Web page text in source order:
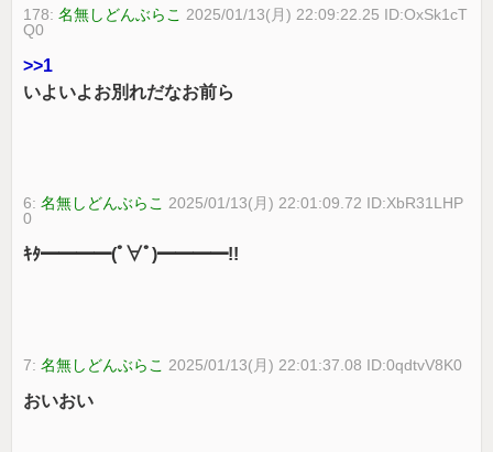
178:名無しどんぶらこ 2025/01/13(月) 22:09:22.25 ID:OxSk1cT
Q0
>>1
いよいよお別れだなお前ら
6:名無しどんぶらこ 2025/01/13(月) 22:01:09.72 ID:XbR31LHP
0
ｷﾀ━━━━(ﾟ∀ﾟ)━━━━!!
7:名無しどんぶらこ 2025/01/13(月) 22:01:37.08 ID:0qdtvV8K0
おいおい